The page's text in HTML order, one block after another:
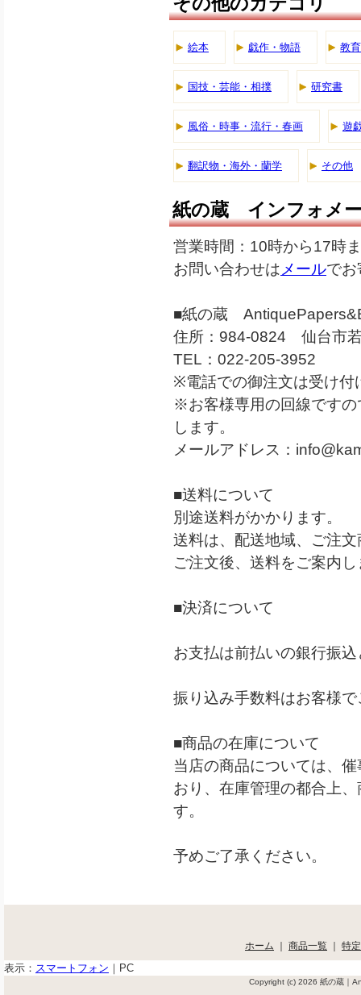
絵本 戯作・物語 教
国技・芸能・相撲 研究書
風俗・時事・流行・春画 遊
翻訳物・海外・蘭学 その他
紙の蔵 インフォメ
営業時間：10時から17時
お問い合わせは メールでお
■紙の蔵
住所：984-0824 仙台市
TEL：022-205-3952
※電話での御注文は受け付
※お客様専用の回線ですの
します。
メールアドレス：
■送料について
別途送料がかかります。
送料は、配送地域、ご注
ご注文後、送料をご案内
■決済について
お支払は前払いの銀行振
振り込み手数料はお客様
■商品の在庫について
当店の商品については、
おり、在庫管理の都合上
す。
予めご了承ください。
ホーム ｜ 商品一覧 ｜ 特
表示： スマートフォン ｜ PC
Copyright (c) 2026 紙の蔵｜